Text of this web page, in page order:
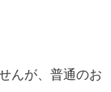
んが、普通のお